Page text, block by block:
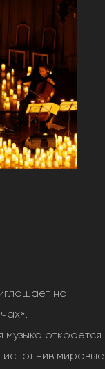
на
музыка откроется
мировые